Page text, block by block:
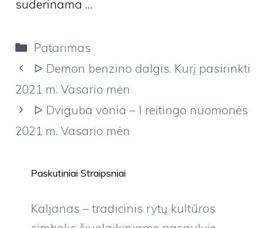
suderinama …
Kategorijos
Patarimas
ᐅ Demon benzino dalgis. Kurį pasirinkti
2021 m. Vasario mėn
ᐅ Dviguba vonia – I reitingo nuomonės
2021 m. Vasario mėn
Paskutiniai Straipsniai
Kaljanas – tradicinis rytų kultūros